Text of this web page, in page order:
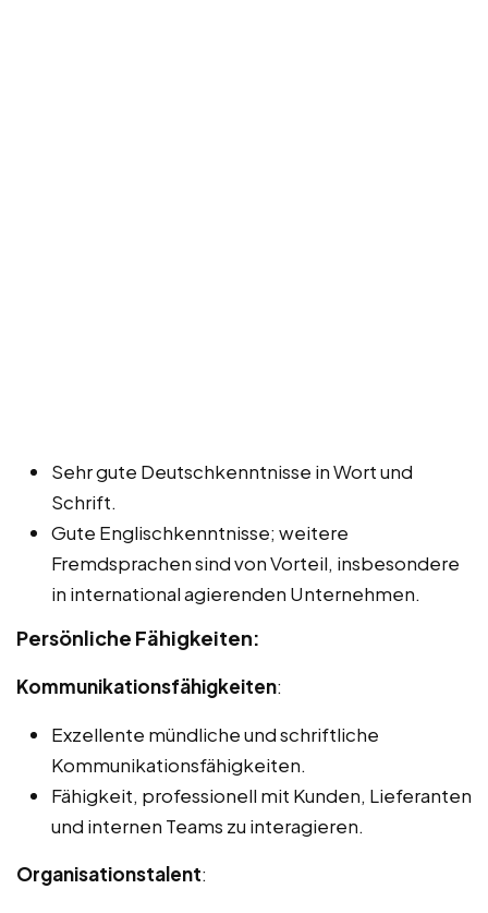
Sehr gute Deutschkenntnisse in Wort und
Schrift.
Gute Englischkenntnisse; weitere
Fremdsprachen sind von Vorteil, insbesondere
in international agierenden Unternehmen.
Persönliche Fähigkeiten:
Kommunikationsfähigkeiten:
Exzellente mündliche und schriftliche
Kommunikationsfähigkeiten.
Fähigkeit, professionell mit Kunden, Lieferanten
und internen Teams zu interagieren.
Organisationstalent: